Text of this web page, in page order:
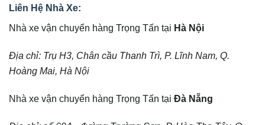
Liên Hệ Nhà Xe:
Nhà xe vận chuyển hàng Trọng Tấn tại Hà Nội
Địa chỉ: Trụ H3, Chân cầu Thanh Trì, P. Lĩnh Nam, Q.
Hoàng Mai, Hà Nội
Nhà xe vận chuyển hàng Trọng Tấn tại Đà Nẵng